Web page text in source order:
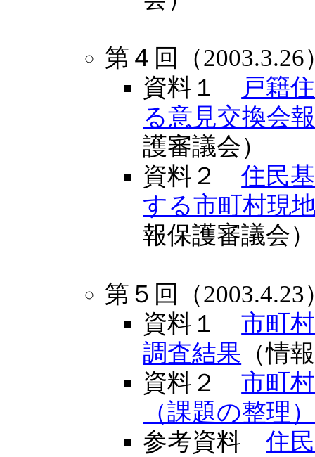
第４回（2003.3.26
資料１
戸籍
る意見交換会
護審議会）
資料２住民
する市町村現
報保護審議会）
第５回（2003.4.23
資料１市町
調査結果 （情
資料２市町
（課題の整理
参考資料住